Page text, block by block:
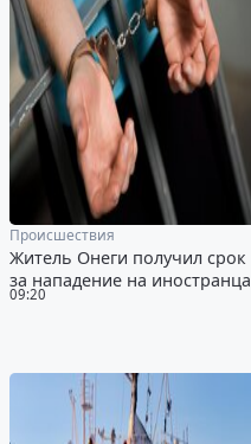
09:20
Происшествия
Житель Онеги получил срок
за нападение на иностранца